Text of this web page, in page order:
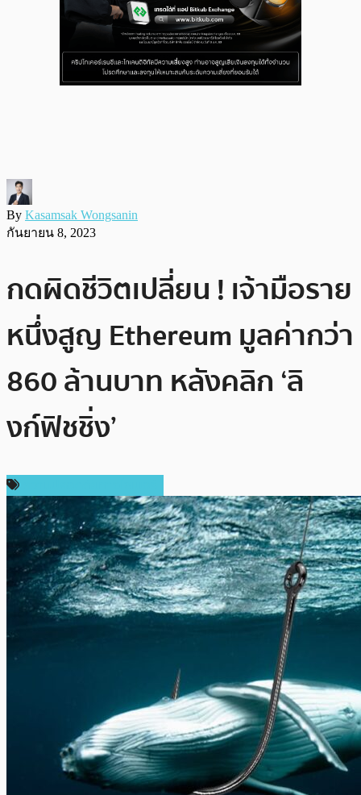
By Kasamsak Wongsanin
กันยายน 8, 2023
กดผิดชีวิตเปลี่ยน ! เจ้ามือราย
หนึ่งสูญ Ethereum มูลค่ากว่า
860 ล้านบาท หลังคลิก ‘ลิ
งก์ฟิชชิ่ง’